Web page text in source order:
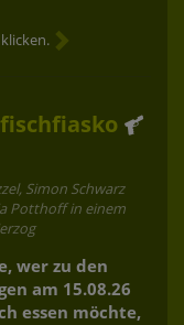
Simon Schwarz
Potthoff in einem
wer zu den
am 15.08.26
essen möchte,